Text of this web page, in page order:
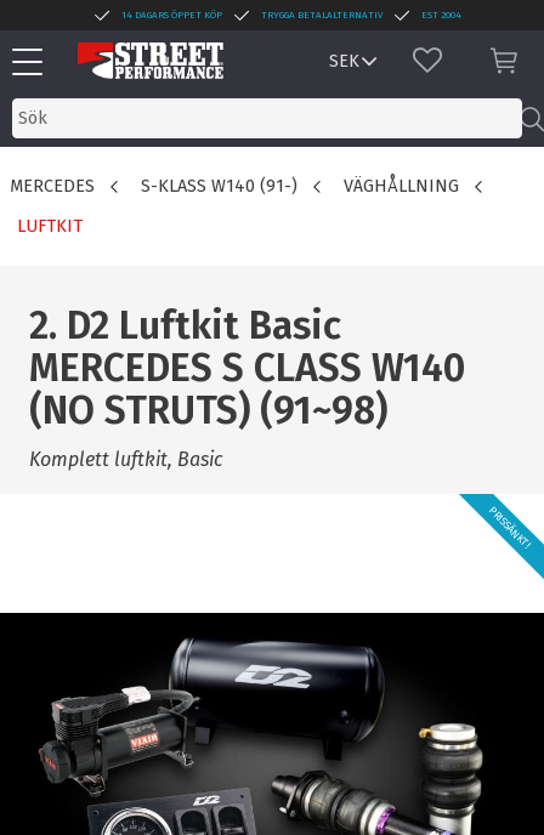
Meny
14 DAGARS ÖPPET KÖP TRYGGA BETALALTERNATIV EST 2004
FAVORITER
MERCEDES S-KLASS W140 (91-)
VÄGHÅLLNING
LUFTKIT
2. D2 Luftkit Basic
MERCEDES S CLASS W140
(NO STRUTS) (91~98)
Komplett luftkit, Basic
PRISSÄNKT!